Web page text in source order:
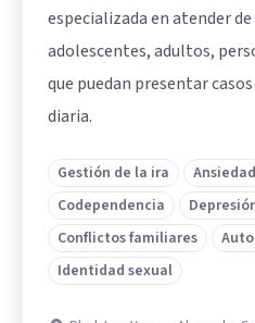
especializada en atender
adolescentes, adultos,
que puedan presentar
diaria.
Gestión de la ira Ansiedad
Codependencia
Conflictos familiares
Identidad sexual